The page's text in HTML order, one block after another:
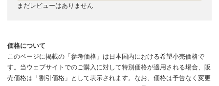
まだレビューはありません
価格について
このページに掲載の「参考価格」は日本国内における希望小売価格で
す。当ウェブサイトでのご購入に対して特別価格が適用される場合、販
売価格は「割引価格」として表示されます。なお、価格は予告なく変更